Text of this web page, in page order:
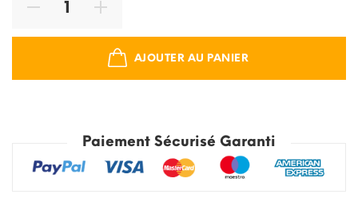
AJOUTER AU PANIER
Paiement Sécurisé Garanti